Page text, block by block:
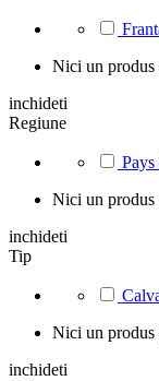
Nici un produs
inchideti
Regiune
Nici un produs
inchideti
Tip
Nici un produs
inchideti